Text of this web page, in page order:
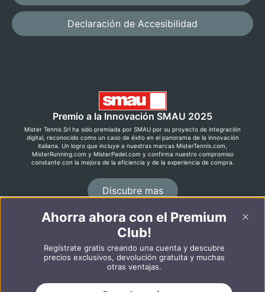
AÑADIR A LA CESTA
Declaración de Accesibilidad
Premio a la Innovación SMAU 2025
Mister Tennis Srl ha sido premiada por SMAU por su proyecto de integración
digital, reconocido como un caso de éxito en el panorama de la innovación
italiana. Un logro que incluye a nuestras marcas MisterTennis.com,
MisterRunning.com y MisterPadel.com y confirma nuestro compromiso
constante con la mejora de la eficiencia y de la experiencia de compra.
Discubre mas
©2026 MisterRunning.com
Italiano
English
Ahorra ahora con el Premium
Club!
Regístrate gratis creando una cuenta y descubre
precios exclusivos, devolución gratuita y muchas
otras ventajas.